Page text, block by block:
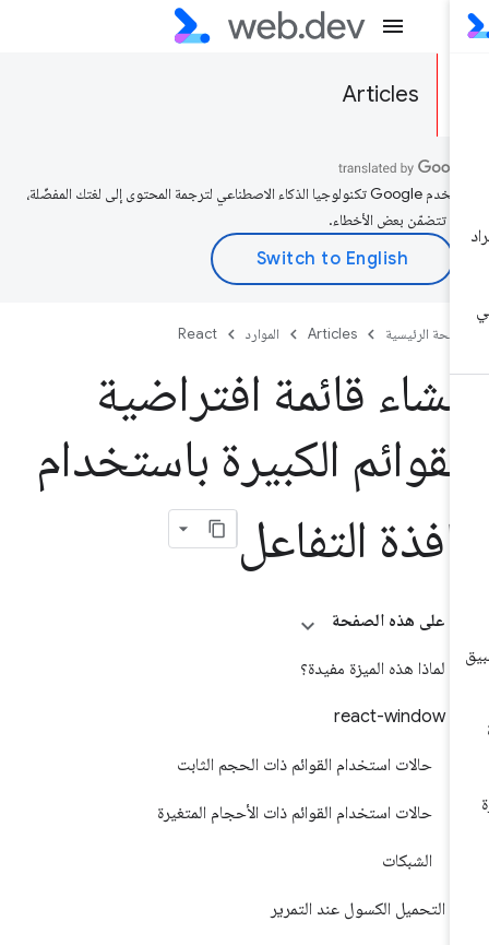
Articles
تستخدم Google تكنولوجيا الذكاء الاصطناعي لترجمة المحتوى إلى لغتك المفضّلة،
تتضمّن بعض الأخطاء.
الرئيسية Articles الموارد React
قائمة افتراضية
الكبيرة باستخدام
التفاعل
على هذه الصفحة
لماذا هذه الميزة مفيدة؟
react-window
حالات استخدام القوائم ذات الحجم الثابت
حالات استخدام القوائم ذات الأحجام المتغيرة
الشبكات
التحميل الكسول عند التمرير